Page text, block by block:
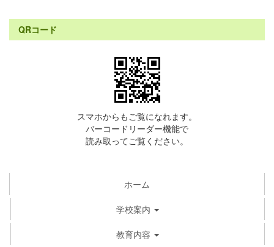
QRコード
スマホからもご覧になれます。
バーコードリーダー機能で
読み取ってご覧ください。
ホーム
学校案内
教育内容